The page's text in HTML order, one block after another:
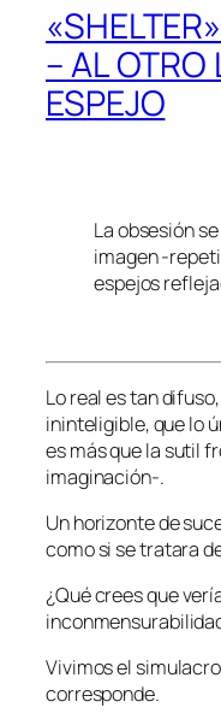
– AL OTRO
ESPEJO
La obsesión
imagen -
espejos
Lo real es tan
ininteligible, que lo
es más que la sutil
imaginación-.
Un horizonte de
como si se tratara
¿Qué crees que
Vivimos el
corresponde.